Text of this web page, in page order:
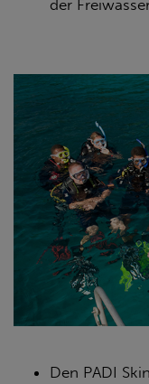
der
Den PADI